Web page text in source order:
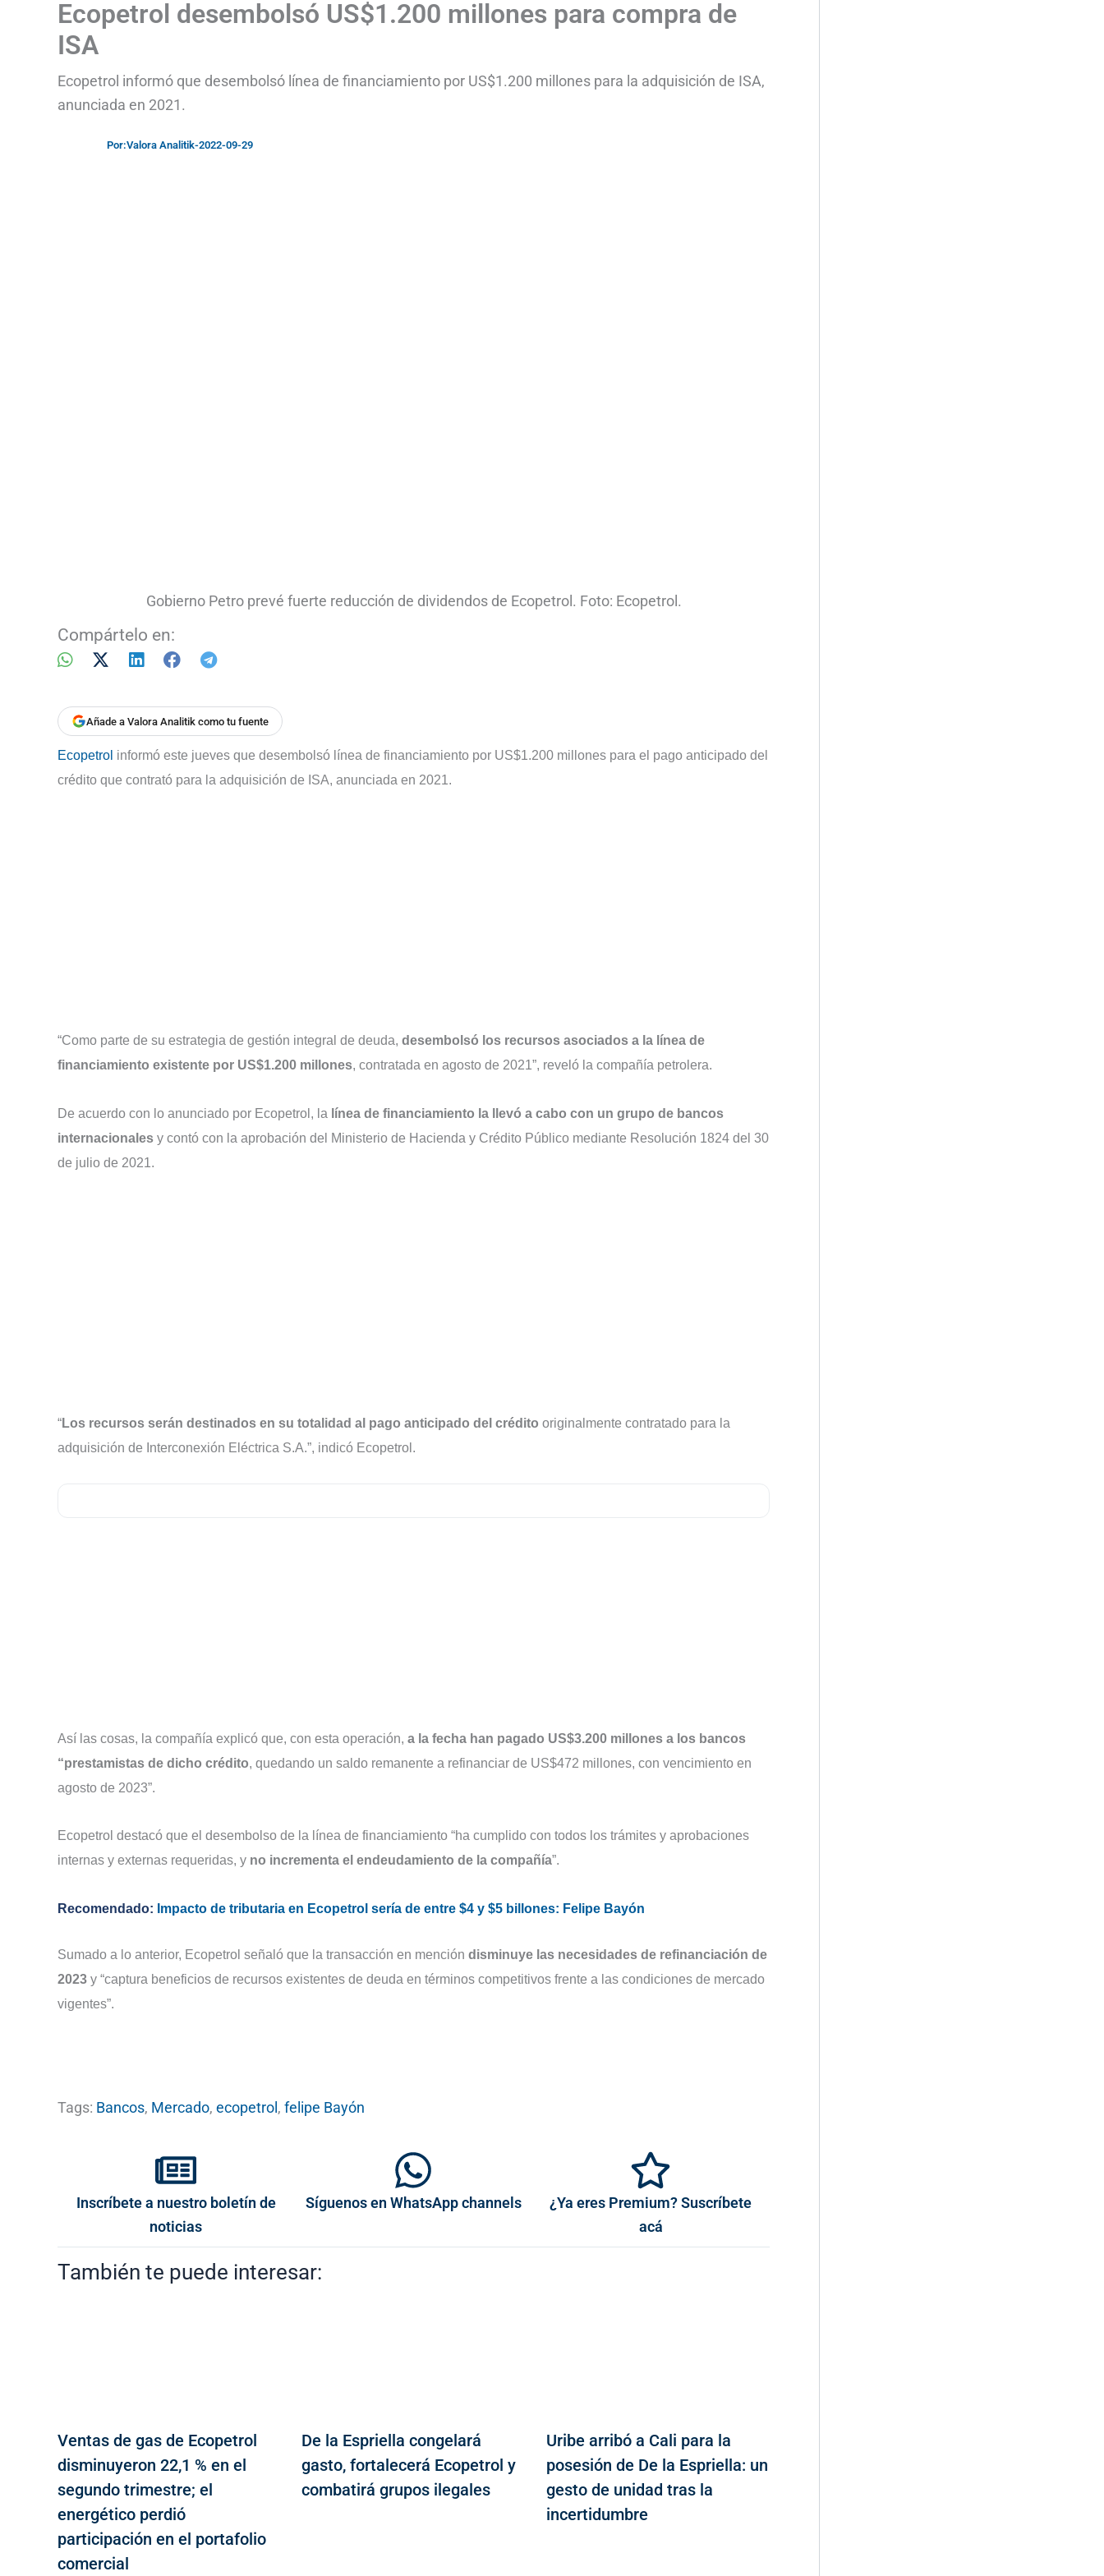
Ecopetrol desembolsó US$1.200 millones para compra de
ISA
Ecopetrol informó que desembolsó línea de financiamiento por US$1.200 millones para la adquisición de ISA,
anunciada en 2021.
Por:Valora Analitik-2022-09-29
Gobierno Petro prevé fuerte reducción de dividendos de Ecopetrol. Foto: Ecopetrol.
Compártelo en:
Añade a Valora Analitik como tu fuente
Ecopetrol informó este jueves que desembolsó línea de financiamiento por US$1.200 millones para el pago anticipado del
crédito que contrató para la adquisición de ISA, anunciada en 2021.
“Como parte de su estrategia de gestión integral de deuda, desembolsó los recursos asociados a la línea de
financiamiento existente por US$1.200 millones, contratada en agosto de 2021”, reveló la compañía petrolera.
De acuerdo con lo anunciado por Ecopetrol, la línea de financiamiento la llevó a cabo con un grupo de bancos
internacionales y contó con la aprobación del Ministerio de Hacienda y Crédito Público mediante Resolución 1824 del 30
de julio de 2021.
“Los recursos serán destinados en su totalidad al pago anticipado del crédito originalmente contratado para la
adquisición de Interconexión Eléctrica S.A.”, indicó Ecopetrol.
Así las cosas, la compañía explicó que, con esta operación, a la fecha han pagado US$3.200 millones a los bancos
“prestamistas de dicho crédito, quedando un saldo remanente a refinanciar de US$472 millones, con vencimiento en
agosto de 2023”.
Ecopetrol destacó que el desembolso de la línea de financiamiento “ha cumplido con todos los trámites y aprobaciones
internas y externas requeridas, y no incrementa el endeudamiento de la compañía”.
Recomendado: Impacto de tributaria en Ecopetrol sería de entre $4 y $5 billones: Felipe Bayón
Sumado a lo anterior, Ecopetrol señaló que la transacción en mención disminuye las necesidades de refinanciación de
2023 y “captura beneficios de recursos existentes de deuda en términos competitivos frente a las condiciones de mercado
vigentes”.
Tags: Bancos, Mercado, ecopetrol , felipe Bayón
Inscríbete a nuestro boletín de
noticias
Síguenos en WhatsApp channels
¿Ya eres Premium? Suscríbete
acá
También te puede interesar:
Ventas de gas de Ecopetrol
disminuyeron 22,1 % en el
segundo trimestre; el
energético perdió
participación en el portafolio
comercial
De la Espriella congelará
gasto, fortalecerá Ecopetrol y
combatirá grupos ilegales
Uribe arribó a Cali para la
posesión de De la Espriella: un
gesto de unidad tras la
incertidumbre